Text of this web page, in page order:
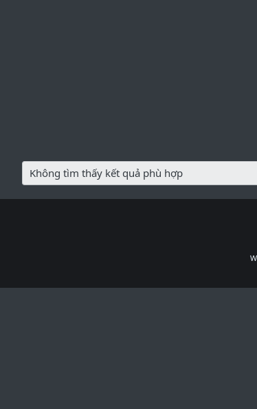
Không tìm thấy kết quả phù hợp